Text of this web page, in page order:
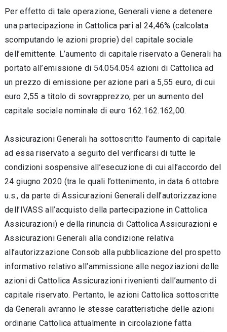
Per effetto di tale operazione, Generali viene a detenere
una partecipazione in Cattolica pari al 24,46% (calcolata
scomputando le azioni proprie) del capitale sociale
dell’emittente. L’aumento di capitale riservato a Generali ha
portato all’emissione di 54.054.054 azioni di Cattolica ad
un prezzo di emissione per azione pari a 5,55 euro, di cui
euro 2,55 a titolo di sovrapprezzo, per un aumento del
capitale sociale nominale di euro 162.162.162,00.
Assicurazioni Generali ha sottoscritto l’aumento di capitale
ad essa riservato a seguito del verificarsi di tutte le
condizioni sospensive all’esecuzione di cui all’accordo del
24 giugno 2020 (tra le quali l’ottenimento, in data 6 ottobre
u.s., da parte di Assicurazioni Generali dell’autorizzazione
dell’IVASS all’acquisto della partecipazione in Cattolica
Assicurazioni) e della rinuncia di Cattolica Assicurazioni e
Assicurazioni Generali alla condizione relativa
all’autorizzazione Consob alla pubblicazione del prospetto
informativo relativo all’ammissione alle negoziazioni delle
azioni di Cattolica Assicurazioni rivenienti dall’aumento di
capitale riservato. Pertanto, le azioni Cattolica sottoscritte
da Generali avranno le stesse caratteristiche delle azioni
ordinarie Cattolica attualmente in circolazione fatta